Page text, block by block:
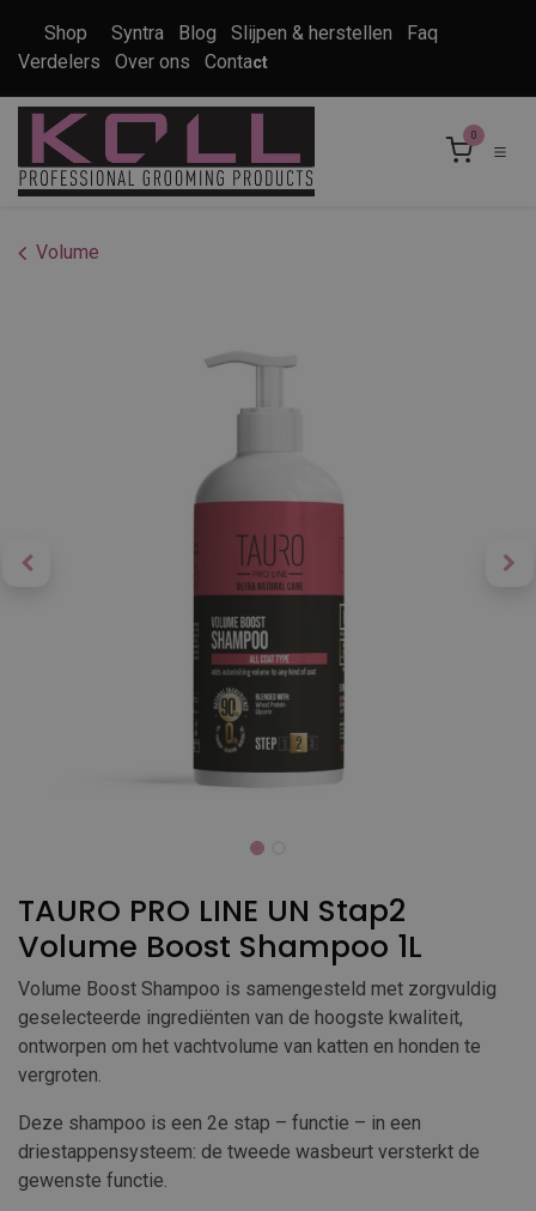
Shop Syntra Blog Slijpen & herstellen
Faq
Verdelers
Over ons Contact
0
Volume
TAURO PRO LINE UN Stap2
Volume Boost Shampoo 1L
Volume Boost Shampoo is samengesteld met zorgvuldig
geselecteerde ingrediënten van de hoogste kwaliteit,
ontworpen om het vachtvolume van katten en honden te
vergroten.
Deze shampoo is een 2e stap – functie – in een
driestappensysteem: de tweede wasbeurt versterkt de
gewenste functie.